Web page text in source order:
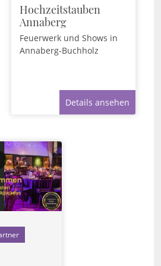
Hochzeitstauben
Annaberg
Feuerwerk und Shows in
Annaberg-Buchholz
Details ansehen